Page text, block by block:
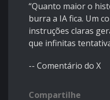
“Quanto maior o
burra a IA fica. Um
instruções claras
que infinitas
-- Comentário do X
Compartilhe